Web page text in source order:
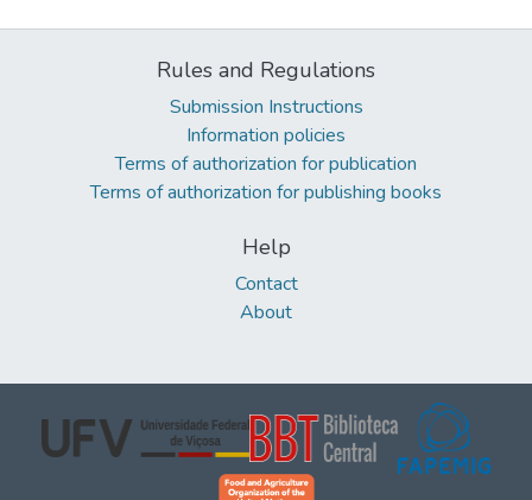
Rules and Regulations
Submission Instructions
Information policies
Terms of authorization for publication
Terms of authorization for publishing books
Help
Contact
About